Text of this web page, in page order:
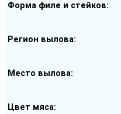
Форма филе и стейков
Регион вылова
Место вылова
Цвет мяса